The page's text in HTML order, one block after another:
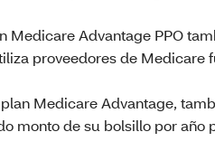
Medicare Advantage PPO
proveedores de Medicare
Medicare Advantage,
monto de su bolsillo por año